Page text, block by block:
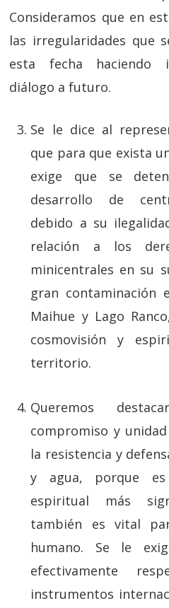
Consideramos que en
las irregularidades que
esta fecha haciendo
diálogo a futuro.
Se le dice al
que para que exista
exige que se
desarrollo de
debido a su
relación a los
minicentrales en su
gran contaminación
Maihue y Lago
cosmovisión y
territorio.
Queremos
compromiso y
la resistencia y
y agua, porque
espiritual más
también es vital
humano. Se le
efectivamente
instrumentos